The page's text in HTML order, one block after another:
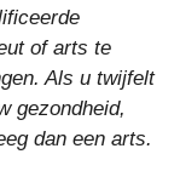
of arts te
Als u twijfelt
gezondheid,
dan een arts.